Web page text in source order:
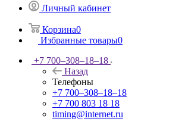
Личный кабинет
Корзина0
Избранные товары0
+7 700‒308‒18‒18
Назад
Телефоны
+7 700‒308‒18‒18
+7 700 803 18 18
timing@internet.ru